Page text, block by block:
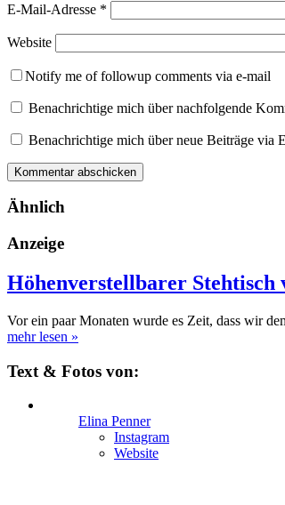
E-Mail-Adresse *
Website
Notify me of followup comments via e-mail
Benachrichtige mich über nachfolgende
Benachrichtige mich über neue Beiträge via
Ähnlich
Anzeige
Höhenverstellbarer
Vor ein paar Monaten wurde es Zeit, dass wir
mehr lesen »
Text & Fotos von:
Elina Penner
Instagram
Website